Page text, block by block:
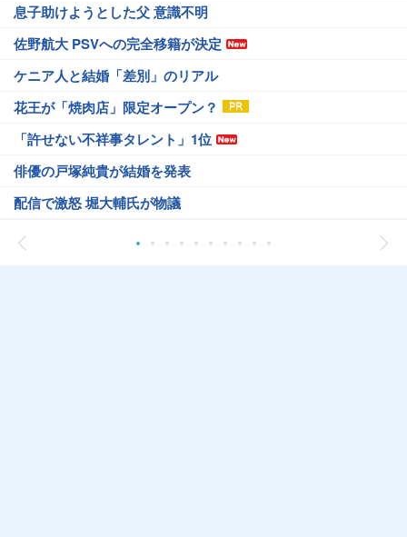
息子助けようとした父 意識不明
佐野航大 PSVへの完全移籍が決定
ケニア人と結婚「差別」のリアル
花王が「焼肉店」限定オープン？
「許せない不祥事タレント」1位
俳優の戸塚純貴が結婚を発表
配信で激怒 堀大輔氏が物議